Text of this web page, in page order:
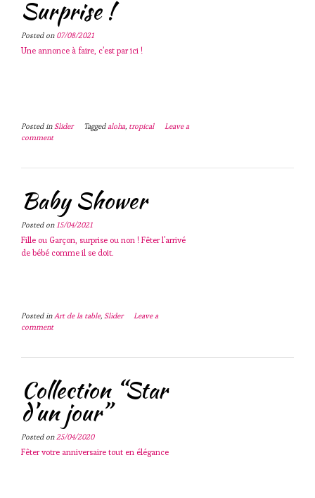
Surprise !
Posted on 07/08/2021
Une annonce à faire, c’est par ici !
Posted inSlider Taggedaloha, tropical
Leave a
comment
Baby Shower
Posted on15/04/2021
Fille ou Garçon, surprise ou non ! Fêter l’arrivé
de bébé comme il se doit.
Posted inArt de la table, Slider
Leave a
comment
Collection “Star
d’un jour”
Posted on25/04/2020
Fêter votre anniversaire tout en élégance